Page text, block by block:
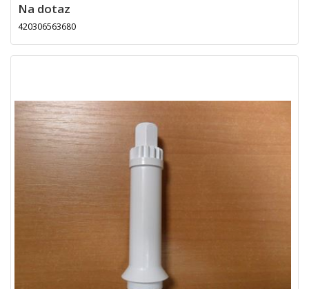
Na dotaz
420306563680